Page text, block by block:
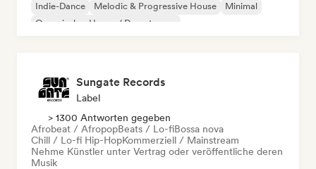
Indie-Dance
Melodic & Progressive House
Minimal
Organischer House / Downtempo
Sungate Records
Label
> 1300 Antworten gegeben
Afrobeat / AfropopBeats / Lo-fiBossa nova
Chill / Lo-fi Hip-HopKommerziell / Mainstream
Nehme Künstler unter Vertrag oder veröffentliche deren
Musik